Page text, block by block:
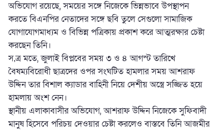
অভিযোগ রয়েছে, সময়ের সঙ্গে নিজেকে ভিন্নভাবে উপস্থাপন
করতে বিএনপির নেতাদের সঙ্গে ছবি তুলে সেগুলো সামাজিক
যোগাযোগমাধ্যম ও বিভিন্ন পত্রিকায় প্রকাশ করে আত্মরক্ষার চেষ্টা
করছেন তিনি।
স‚ত্র মতে, জুলাই বিপ্লবের সময় ৩ ও ৪ আগস্ট তারিখে
বৈষম্যবিরোধী ছাত্রদের ওপর সংঘটিত হামলার সময় আশরাফ
উদ্দিন তার বিশাল ক্যাডার বাহিনী নিয়ে দেশীয় অস্ত্রে সজ্জিত হয়ে
হামলায় অংশ নেন।
স্থানীয় এলাকাবাসীর অভিযোগ, আশরাফ উদ্দিন নিজেকে সুফিবাদী
মানুষ হিসেবে পরিচয় দেওয়ার চেষ্টা করলেও বাস্তবে তিনি আজমীর